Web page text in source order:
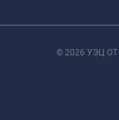
© 2026 УЭЦ ОТ